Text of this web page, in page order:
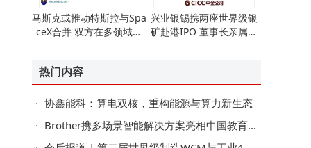
马斯克或推动特斯拉与Spa
ceX合并 双方在多领域交
兴业银锡携两座世界级银
矿赴港IPO 董事长亲属任
热门内容
协鑫能科：算电双核，重构能源与算力新生态
Brother携多场景智能解决方案亮相中国教育装备展示会，全链路赋能智慧校园建设